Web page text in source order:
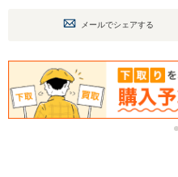
メールでシェアする